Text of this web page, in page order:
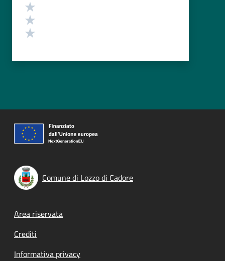
Comune di Lozzo di Cadore
Footer menu
Area riservata
Crediti
Informativa privacy